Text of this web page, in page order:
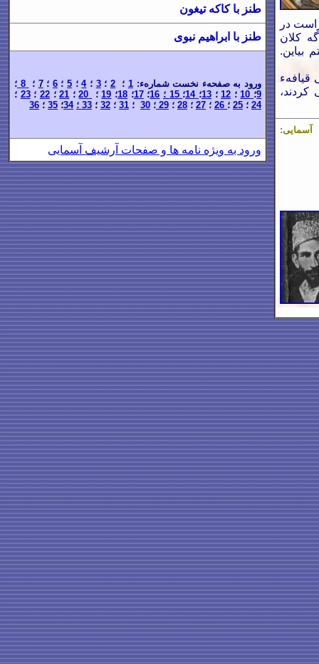
طنز با کاکه تیغون
طنز با ابراهیم نبوی
ورود به صفحهء نخست شمارهء: 1 ؛ 2 ؛ 3 ؛ 4؛ 5؛6 ؛7 ؛ 8
؛
9؛ ؛ 12؛13؛ 14 ؛ 15 ؛ 16؛17؛ 18؛ 19؛ ؛ 21؛22 ؛23 ؛
24 ؛ 25 ؛ ؛ 27 ؛ 28 ؛ 29 ؛ 30 ؛ 31 ؛ 32 ؛ 33 ؛ 34؛ 35 ؛ 36
ورود به ویژه نامه ها و صفحات آرشیف آسمایی
در
کلان
کردند،
؛ نشر در آسمایی: